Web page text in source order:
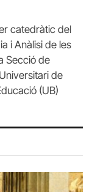
catedràtic del
i Anàlisi de les
Secció de
de
(UB)